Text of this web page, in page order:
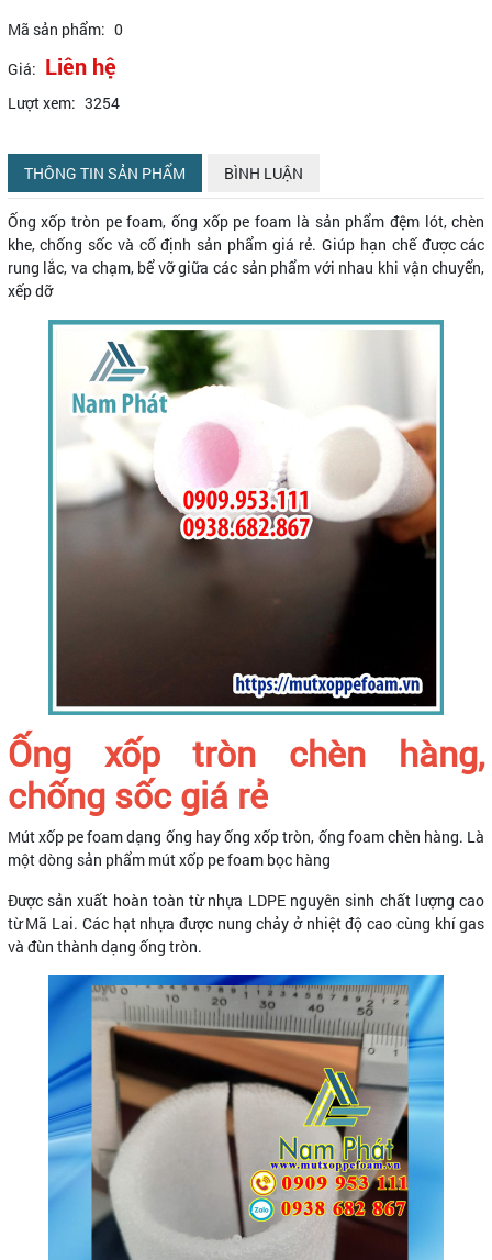
Mã sản phẩm: 0
Giá: Liên hệ
Lượt xem: 3254
THÔNG TIN SẢN PHẨM BÌNH LUẬN
Ống xốp tròn pe foam, ống xốp pe foam là sản phẩm đệm lót, chèn
khe, chống sốc và cố định sản phẩm giá rẻ. Giúp hạn chế được các
rung lắc, va chạm, bể vỡ giữa các sản phẩm với nhau khi vận chuyển,
xếp dỡ
Ống xốp tròn chèn hàng,
chống sốc giá rẻ
Mút xốp pe foam dạng ống hay ống xốp tròn, ống foam chèn hàng. Là
một dòng sản phẩm mút xốp pe foam bọc hàng
Được sản xuất hoàn toàn từ nhựa LDPE nguyên sinh chất lượng cao
từ Mã Lai. Các hạt nhựa được nung chảy ở nhiệt độ cao cùng khí gas
và đùn thành dạng ống tròn.